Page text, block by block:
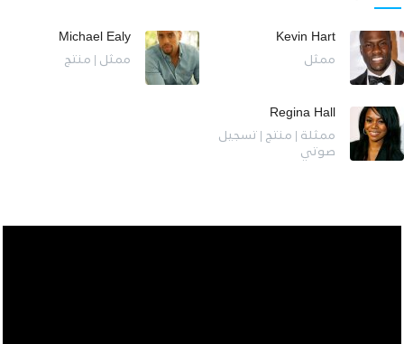
Kevin Hart
ممثل
Michael Ealy
ممثل | منتج
Regina Hall
ممثلة | منتج | تسجيل
صوتي